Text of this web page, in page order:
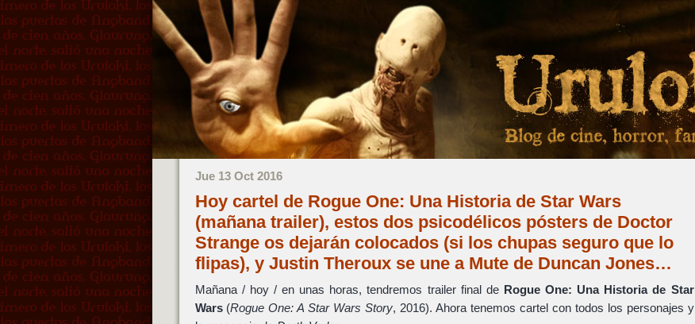
Jue 13 Oct 2016
Hoy cartel de Rogue One: Una Historia de Star Wars
(mañana trailer), estos dos psicodélicos pósters de Doctor
Strange os dejarán colocados (si los chupas seguro que lo
flipas), y Justin Theroux se une a Mute de Duncan Jones…
Mañana / hoy / en unas horas, tendremos trailer final de Rogue One: Una Historia de Star
Wars(Rogue One: A Star Wars Story, 2016). Ahora tenemos cartel con todos los personajes y